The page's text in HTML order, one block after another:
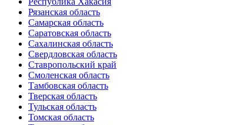
Рязанская область
Самарская область
Саратовская область
Сахалинская область
Свердловская область
Ставропольский край
Смоленская область
Тамбовская область
Тверская область
Тульская область
Томская область